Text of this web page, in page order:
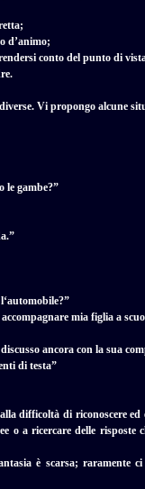
d’animo;
conto del punto di
Vi propongo alcune
le gambe?”
mia figlia a
ancora con la sua
di testa”
difficoltà di riconoscere
o a ricercare delle
è scarsa; raramente